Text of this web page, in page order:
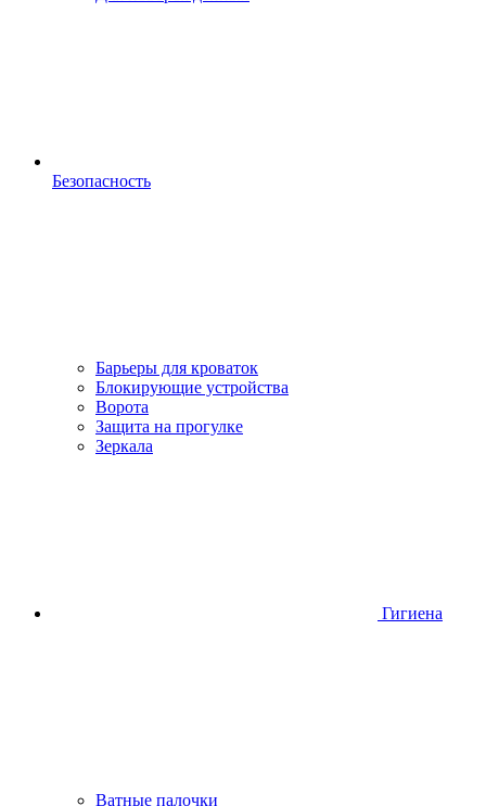
Безопасность
Барьеры для кроваток
Блокирующие устройства
Ворота
Защита на прогулке
Зеркала
Гигиена
Ватные палочки